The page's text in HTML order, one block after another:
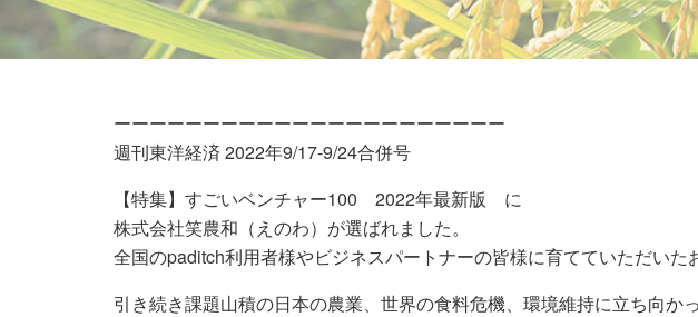
ーーーーーーーーーーーーーーーーーーーーーー
週刊東洋経済 2022年9/17-9/24合併号
【特集】すごいベンチャー100 2022年最新版 に
株式会社笑農和（えのわ）が選ばれました。
全国のpaditch利用者様やビジネスパートナーの皆様に育てていただいた
引き続き課題山積の日本の農業、世界の食料危機、環境維持に立ち向か